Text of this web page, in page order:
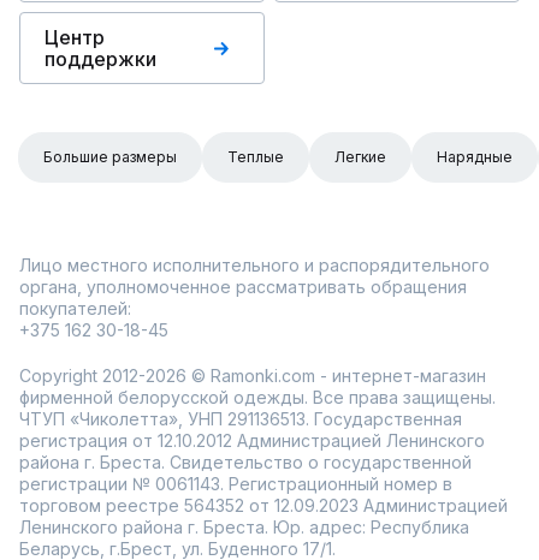
Центр
поддержки
Большие размеры Теплые Легкие Нарядные
Лицо местного исполнительного и распорядительного
органа, уполномоченное рассматривать обращения
покупателей:
+375 162 30-18-45
Copyright 2012-2026 © Ramonki.com - интернет-магазин
фирменной белорусской одежды. Все права защищены.
ЧТУП «Чиколетта», УНП 291136513. Государственная
регистрация от 12.10.2012 Администрацией Ленинского
района г. Бреста. Свидетельство о государственной
регистрации № 0061143. Регистрационный номер в
торговом реестре 564352 от 12.09.2023 Администрацией
Ленинского района г. Бреста. Юр. адрес: Республика
Беларусь, г.Брест, ул. Буденного 17/1.